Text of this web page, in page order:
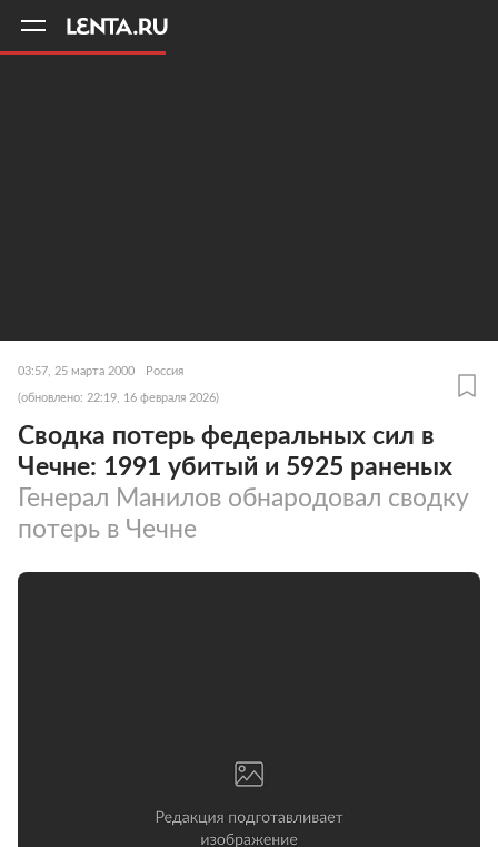
03:57, 25 марта 2000 Россия
(обновлено: 22:19, 16 февраля 2026)
Сводка потерь федеральных сил в
Чечне: 1991 убитый и 5925 раненых
Генерал Манилов обнародовал сводку
потерь в Чечне